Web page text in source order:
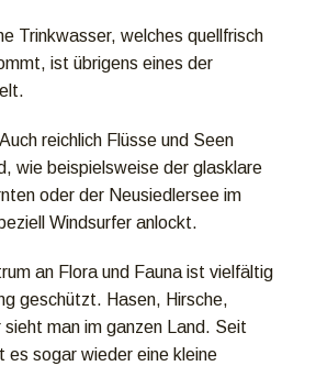
Trinkwasser, welches quellfrisch
ist übrigens eines der
reichlich Flüsse und Seen
wie beispielsweise der glasklare
oder der Neusiedlersee im
Windsurfer anlockt.
an Flora und Fauna ist vielfältig
geschützt. Hasen, Hirsche,
sieht man im ganzen Land. Seit
es sogar wieder eine kleine